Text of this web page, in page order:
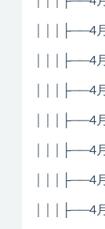
│││├──4
│││├──4
│││├──4
│││├──4
│││├──4
│││├──4
│││├──4